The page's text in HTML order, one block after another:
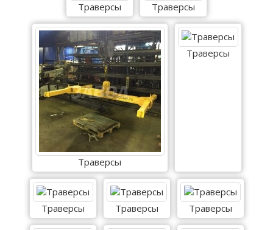
Траверсы Траверсы
Траверсы
Траверсы
Траверсы Траверсы Траверсы